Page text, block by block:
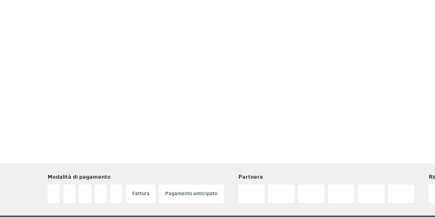
Modalità di pagamento
Fattura Pagamento anticipato
Partners